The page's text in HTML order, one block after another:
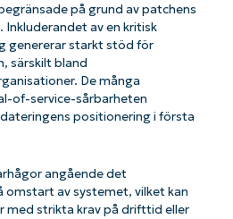
på grund av patchens
av en kritisk
genererar starkt stöd för
särskilt bland
De många
of-service-sårbarheten
positionering i första
angående det
omstart av systemet, vilket kan
med strikta krav på drifttid eller